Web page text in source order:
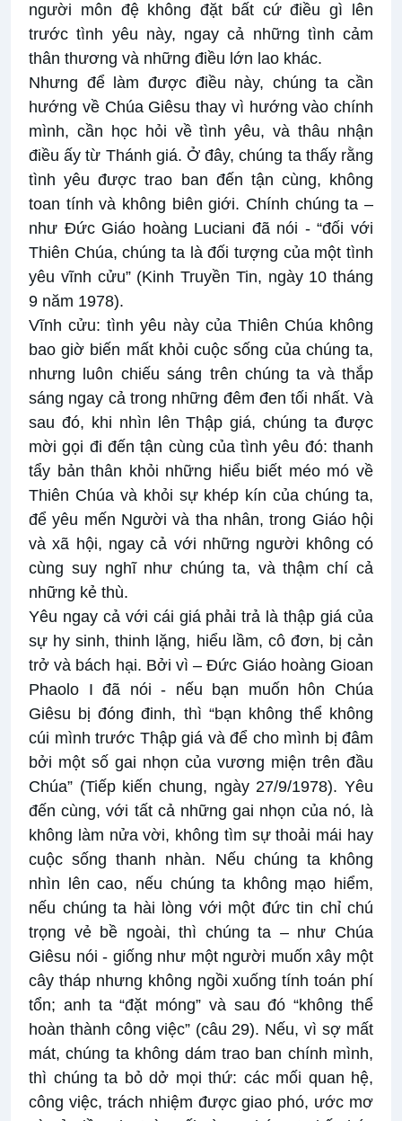
người môn đệ không đặt bất cứ điều gì lên
trước tình yêu này, ngay cả những tình cảm
thân thương và những điều lớn lao khác.
Nhưng để làm được điều này, chúng ta cần
hướng về Chúa Giêsu thay vì hướng vào chính
mình, cần học hỏi về tình yêu, và thâu nhận
điều ấy từ Thánh giá. Ở đây, chúng ta thấy rằng
tình yêu được trao ban đến tận cùng, không
toan tính và không biên giới. Chính chúng ta –
như Đức Giáo hoàng Luciani đã nói - “đối với
Thiên Chúa, chúng ta là đối tượng của một tình
yêu vĩnh cửu” (Kinh Truyền Tin, ngày 10 tháng
9 năm 1978).
Vĩnh cửu: tình yêu này của Thiên Chúa không
bao giờ biến mất khỏi cuộc sống của chúng ta,
nhưng luôn chiếu sáng trên chúng ta và thắp
sáng ngay cả trong những đêm đen tối nhất. Và
sau đó, khi nhìn lên Thập giá, chúng ta được
mời gọi đi đến tận cùng của tình yêu đó: thanh
tẩy bản thân khỏi những hiểu biết méo mó về
Thiên Chúa và khỏi sự khép kín của chúng ta,
để yêu mến Người và tha nhân, trong Giáo hội
và xã hội, ngay cả với những người không có
cùng suy nghĩ như chúng ta, và thậm chí cả
những kẻ thù.
Yêu ngay cả với cái giá phải trả là thập giá của
sự hy sinh, thinh lặng, hiểu lầm, cô đơn, bị cản
trở và bách hại. Bởi vì – Đức Giáo hoàng Gioan
Phaolo I đã nói - nếu bạn muốn hôn Chúa
Giêsu bị đóng đinh, thì “bạn không thể không
cúi mình trước Thập giá và để cho mình bị đâm
bởi một số gai nhọn của vương miện trên đầu
Chúa” (Tiếp kiến chung, ngày 27/9/1978). Yêu
đến cùng, với tất cả những gai nhọn của nó, là
không làm nửa vời, không tìm sự thoải mái hay
cuộc sống thanh nhàn. Nếu chúng ta không
nhìn lên cao, nếu chúng ta không mạo hiểm,
nếu chúng ta hài lòng với một đức tin chỉ chú
trọng vẻ bề ngoài, thì chúng ta – như Chúa
Giêsu nói - giống như một người muốn xây một
cây tháp nhưng không ngồi xuống tính toán phí
tổn; anh ta “đặt móng” và sau đó “không thể
hoàn thành công việc” (câu 29). Nếu, vì sợ mất
mát, chúng ta không dám trao ban chính mình,
thì chúng ta bỏ dở mọi thứ: các mối quan hệ,
công việc, trách nhiệm được giao phó, ước mơ